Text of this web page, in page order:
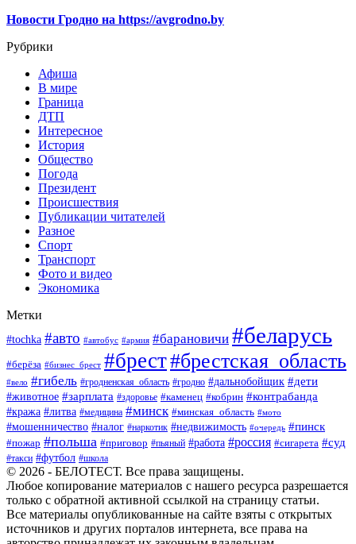
Новости Гродно на https://avgrodno.by
Рубрики
Афиша
В мире
Граница
ДТП
Интересное
История
Общество
Погода
Президент
Происшествия
Публикации читателей
Разное
Спорт
Транспорт
Фото и видео
Экономика
Метки
#tochka #авто #автобус #армия #барановичи #беларусь
#берёза #бизнес_брест #брест#брестская_область
#вело #гибель #гродненская_область #гродно #дальнобойщик #дети
#животное #зарплата #здоровье #каменец #кобрин #контрабанда
#кража #литва #медицина #минск #минская_область #мото
#мошенничество #налог #наркотик #недвижимость #очередь #пинск
#пожар #польша #приговор #пьяный #работа #россия #сигарета #суд
#такси #футбол #школа
© 2026 - БЕЛОТЕСТ. Все права защищены.
Любое копирование материалов с нашего ресурса разрешается
только с обратной активной ссылкой на страницу статьи.
Все материалы опубликованные на сайте взяты с открытых
источников и других порталов интернета, все права на